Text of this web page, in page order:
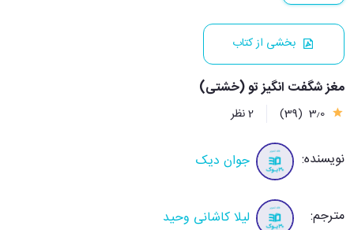
بخشی از کتاب
مغز شگفت انگیز تو (خشتی)
3٫0 (39) 2 نظر
نویسنده: جوان دیک
مترجم: لیلا کاشانی وحید